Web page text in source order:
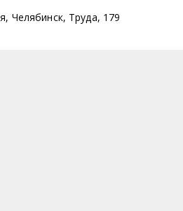
Челябинск, Труда, 179